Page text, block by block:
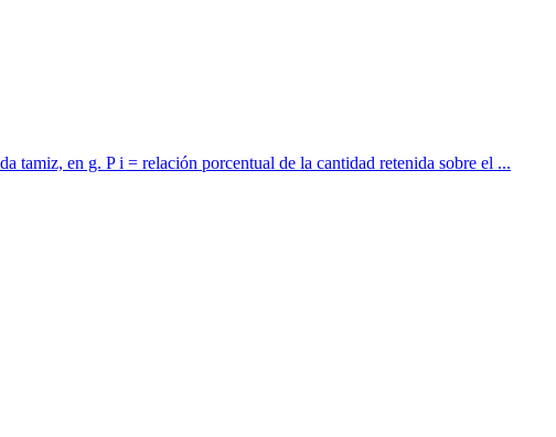
en g. P i = relación porcentual de la cantidad retenida sobre el ...